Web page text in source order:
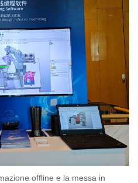
offline e la messa in